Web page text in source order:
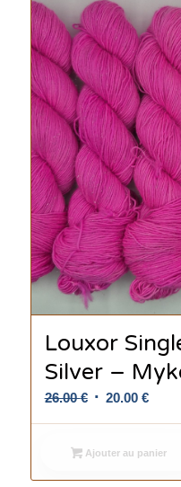
Louxor
Silver –
26.00€ Le
était :
26.00 €.
20.00 €Le
est :
Ajouter au panier